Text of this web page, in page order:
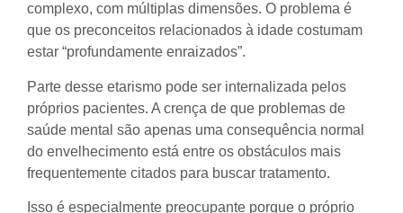
complexo, com múltiplas dimensões. O problema é
que os preconceitos relacionados à idade costumam
estar “profundamente enraizados”.
Parte desse etarismo pode ser internalizada pelos
próprios pacientes. A crença de que problemas de
saúde mental são apenas uma consequência normal
do envelhecimento está entre os obstáculos mais
frequentemente citados para buscar tratamento.
Isso é especialmente preocupante porque o próprio